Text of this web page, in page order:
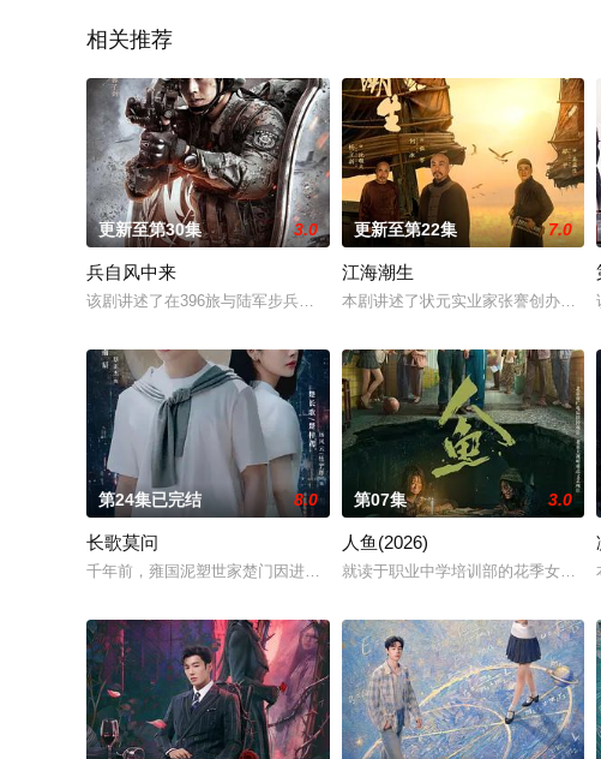
相关推荐
更新至第30集 3.0
兵自风中来
该剧讲述了在396旅与陆军步兵学院联合举办的小型军事演习中，郭子剑
更新至第22集 7.0
江海潮生
本剧讲述了状元实业家张謇创办大生
第24集已完结 8.0
长歌莫问
千年前，雍国泥塑世家楚门因进贡的“十二生肖”离奇流血炸裂，惨遭满门
第07集 3.0
人鱼(2026)
就读于职业中学培训部的花季女生苏